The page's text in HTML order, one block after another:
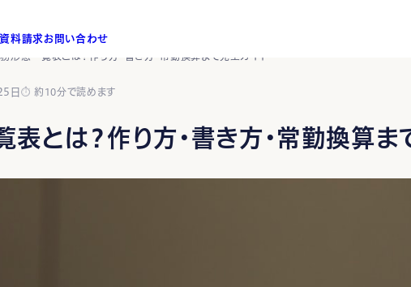
資料請求お問い合わせ
形態一覧表とは？作り方・書き方・常勤換算まで完全ガイド
日 約10分で読めます
表とは？作り方・書き方・常勤換算ま